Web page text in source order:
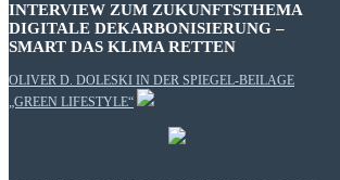
INTERVIEW ZUM ZUKUNFTSTHEMA
DIGITALE DEKARBONISIERUNG –
SMART DAS KLIMA RETTEN
OLIVER D. DOLESKI IN DER SPIEGEL-BEILAGE
„GREEN LIFESTYLE“